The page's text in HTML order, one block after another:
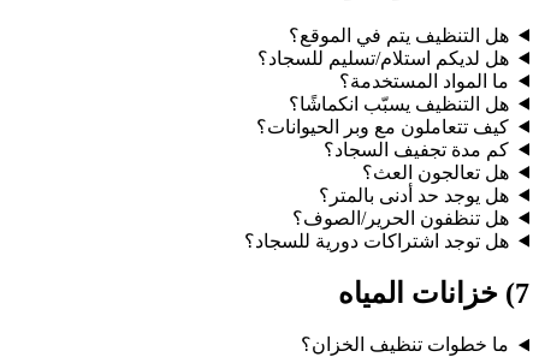
هل التنظيف يتم في الموقع؟
هل لديكم استلام/تسليم للسجاد؟
ما المواد المستخدمة؟
هل التنظيف يسبّب انكماشًا؟
كيف تتعاملون مع وبر الحيوانات؟
كم مدة تجفيف السجاد؟
هل تعالجون العث؟
هل يوجد حد أدنى بالمتر؟
هل تنظفون الحرير/الصوف؟
هل توجد اشتراكات دورية للسجاد؟
7) خزانات المياه
ما خطوات تنظيف الخزان؟